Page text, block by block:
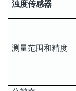
浊度传感器
测量范围和精度